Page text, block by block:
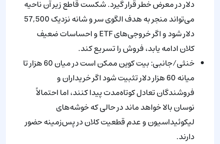
دلار در معرض خطر قرار گیرد. شکست قاطع زیر آن ناحیه
می‌تواند منجر به هدف الگوی سر و شانه نزدیک 57,500
دلار شود و اگر خروجی‌های ETF و احساسات ضعیف
کلان ادامه یابد، فروش را تسریع کند.
خنثی/جانبی: بیت کوین ممکن است در میان 60 هزار تا
میانه 60 هزار دلار تثبیت شود اگر خریداران و
فروشندگان تعادل کوتاه‌مدت پیدا کنند، اما احتمالاً
نوسان بالا خواهد ماند در حالی که خوشه‌های
لیکوئیداسیون و عدم قطعیت کلان در پس‌زمینه حضور
دارند.